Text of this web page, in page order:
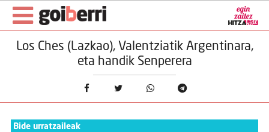
Los Ches (Lazkao), Valentziatik Argentinara,
eta handik Senperera
Bide urratzaileak